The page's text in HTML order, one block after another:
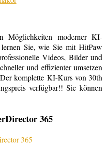
Möglichkeiten moderner KI-
lernen Sie, wie Sie mit HitPaw
Videos, Bilder und
und effizienter umsetzen
komplette KI-Kurs von 30th
verfügbar!! Sie können
365